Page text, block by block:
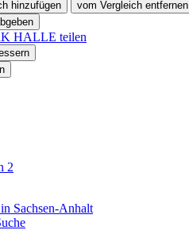
hinzufügen
vom Vergleich entfernen
HALLE teilen
2
Sachsen-Anhalt